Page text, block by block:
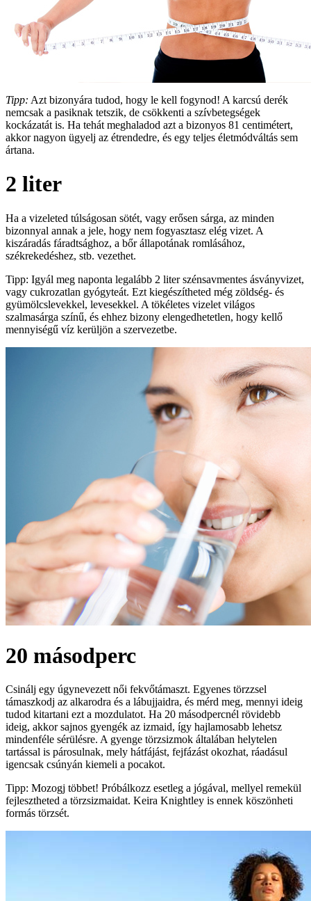
Tipp: Azt bizonyára tudod, hogy le kell fogynod! A karcsú derék
nemcsak a pasiknak tetszik, de csökkenti a szívbetegségek
kockázatát is. Ha tehát meghaladod azt a bizonyos 81 centimétert,
akkor nagyon ügyelj az étrendedre, és egy teljes életmódváltás sem
ártana.
2 liter
Ha a vizeleted túlságosan sötét, vagy erősen sárga, az minden
bizonnyal annak a jele, hogy nem fogyasztasz elég vizet. A
kiszáradás fáradtsághoz, a bőr állapotának romlásához,
székrekedéshez, stb. vezethet.
Tipp: Igyál meg naponta legalább 2 liter szénsavmentes ásványvizet,
vagy cukrozatlan gyógyteát. Ezt kiegészítheted még zöldség- és
gyümölcslevekkel, levesekkel. A tökéletes vizelet világos
szalmasárga színű, és ehhez bizony elengedhetetlen, hogy kellő
mennyiségű víz kerüljön a szervezetbe.
20 másodperc
Csinálj egy úgynevezett női fekvőtámaszt. Egyenes törzzsel
támaszkodj az alkarodra és a lábujjaidra, és mérd meg, mennyi ideig
tudod kitartani ezt a mozdulatot. Ha 20 másodpercnél rövidebb
ideig, akkor sajnos gyengék az izmaid, így hajlamosabb lehetsz
mindenféle sérülésre. A gyenge törzsizmok általában helytelen
tartással is párosulnak, mely hátfájást, fejfázást okozhat, ráadásul
igencsak csúnyán kiemeli a pocakot.
Tipp: Mozogj többet! Próbálkozz esetleg a jógával, mellyel remekül
fejlesztheted a törzsizmaidat. Keira Knightley is ennek köszönheti
formás törzsét.